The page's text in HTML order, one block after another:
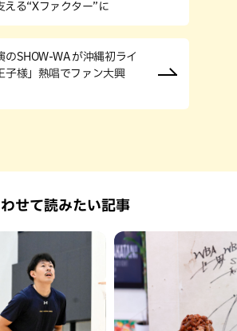
える“Xファクター”に
のSHOW-WA が沖縄初ライ
子様」熱唱でファン大興
せて読みたい記事